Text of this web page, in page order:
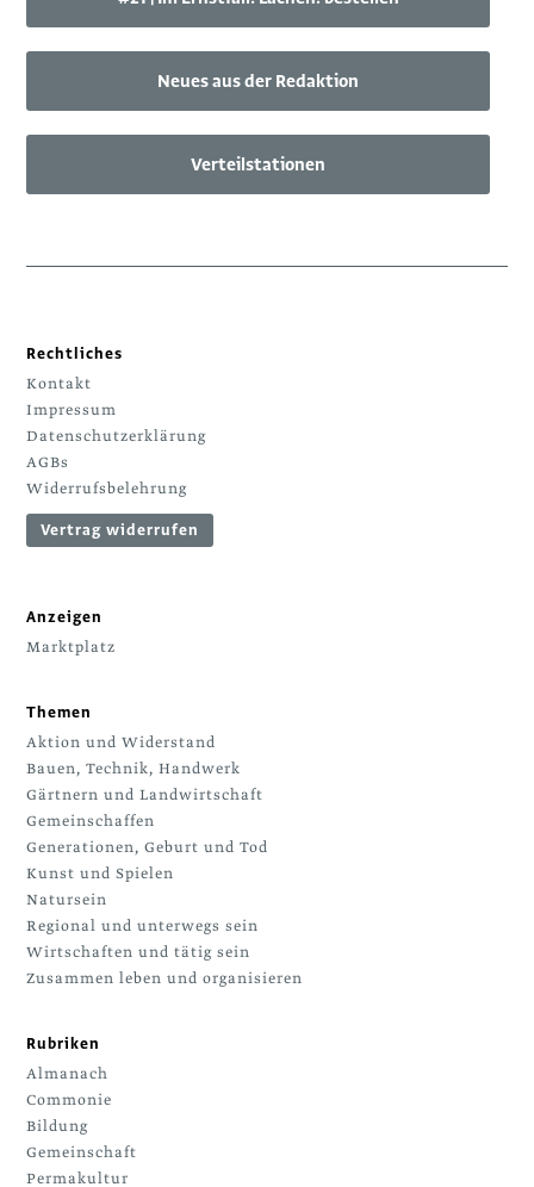
Neues aus der Redaktion
Verteilstationen
Rechtliches
Kontakt
Impressum
Datenschutzerklärung
AGBs
Widerrufsbelehrung
Vertrag widerrufen
Anzeigen
Marktplatz
Themen
Aktion und Widerstand
Bauen, Technik, Handwerk
Gärtnern und Landwirtschaft
Gemeinschaffen
Generationen, Geburt und Tod
Kunst und Spielen
Natursein
Regional und unterwegs sein
Wirtschaften und tätig sein
Zusammen leben und organisieren
Rubriken
Almanach
Commonie
Bildung
Gemeinschaft
Permakultur